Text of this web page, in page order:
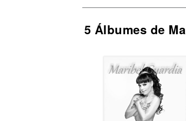
5 Álbumes de